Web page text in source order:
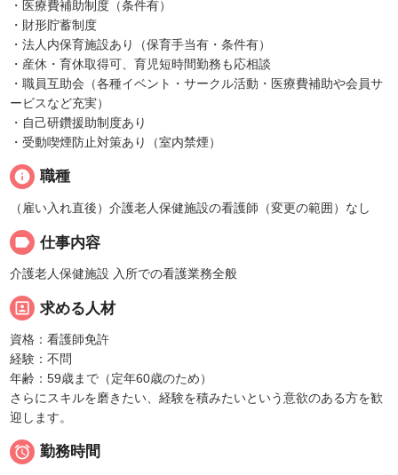
・医療費補助制度（条件有）
・財形貯蓄制度
・法人内保育施設あり（保育手当有・条件有）
・産休・育休取得可、育児短時間勤務も応相談
・職員互助会（各種イベント・サークル活動・医療費補助や会員サ
ービスなど充実）
・自己研鑽援助制度あり
・受動喫煙防止対策あり（室内禁煙）
info 職種
（雇い入れ直後）介護老人保健施設の看護師（変更の範囲）なし
label 仕事内容
介護老人保健施設 入所での看護業務全般
portrait 求める人材
資格：看護師免許
経験：不問
年齢：59歳まで（定年60歳のため）
さらにスキルを磨きたい、経験を積みたいという意欲のある方を歓
迎します。
 勤務時間